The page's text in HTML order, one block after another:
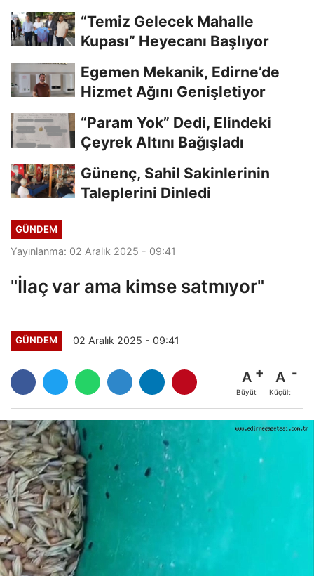
“Temiz Gelecek Mahalle
Kupası” Heyecanı Başlıyor
Egemen Mekanik, Edirne’de
Hizmet Ağını Genişletiyor
“Param Yok” Dedi, Elindeki
Çeyrek Altını Bağışladı
Günenç, Sahil Sakinlerinin
Taleplerini Dinledi
GÜNDEM
Yayınlanma: 02 Aralık 2025 - 09:41
"İlaç var ama kimse satmıyor"
GÜNDEM 02 Aralık 2025 - 09:41
A
Büyüt
A
Küçült